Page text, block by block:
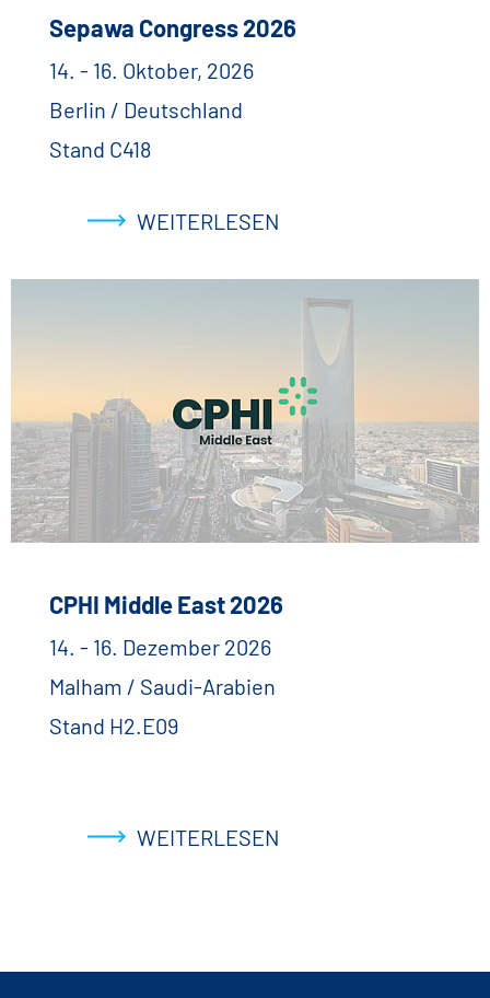
Sepawa Congress 2026
14. - 16. Oktober, 2026
Berlin / Deutschland
Stand C418
WEITERLESEN
CPHI Middle East 2026
14. - 16. Dezember 2026
Malham / Saudi-Arabien
Stand H2.E09
WEITERLESEN